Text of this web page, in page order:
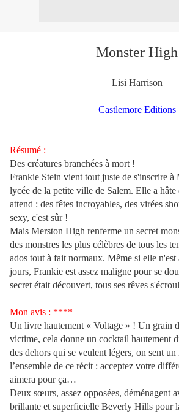
Monster High
Lisi Harrison
Castlemore Editions
Résumé :
Des créatures branchées à mort !
Frankie Stein vient tout juste de s'inscrire
lycée de la petite ville de Salem. Elle a
attend : des fêtes incroyables, des virées
sexy, c'est sûr !
Mais Merston High renferme un secret
des monstres les plus célèbres de tous les
ados tout à fait normaux. Même si elle n'est
jours, Frankie est assez maligne pour se
secret était découvert, tous ses rêves
Mon avis : ****
Un livre hautement « Voltage » ! Un grain
victime, cela donne un cocktail hautement
des dehors qui se veulent légers, on sent un
l’ensemble de ce récit : acceptez votre
aimera pour ça…
Deux sœurs, assez opposées, déménagent
brillante et superficielle Beverly Hills pour